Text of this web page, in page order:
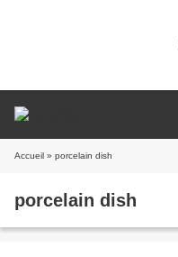
Accueil » porcelain dish
porcelain dish